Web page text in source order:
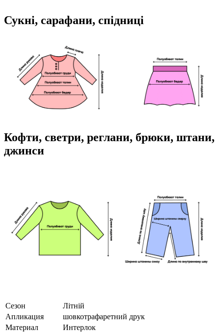
Сукні, сарафани, спідниці
Кофти, светри, реглани, брюки, штани,
джинси
Сезон
Літній
Апликация
шовкотрафаретний друк
Материал
Интерлок